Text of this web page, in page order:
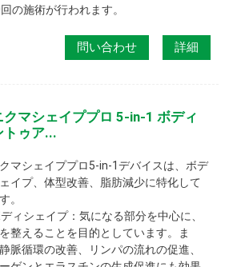
の施術が行われます。
問い合わせ 詳細
クマシェイププロ 5-in-1 ボディ
トゥア...
マシェイププロ5-in-1デバイスは、ボデ
イプ、体型改善、脂肪減少に特化して
。
ィシェイプ：気になる部分を中心に、
整えることを目的としています。ま
脈循環の改善、リンパの流れの促進、